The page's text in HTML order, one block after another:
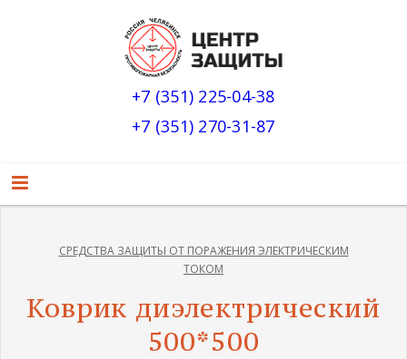
+7 (351) 225-04-38
+7 (351) 270-31-87
СРЕДСТВА ЗАЩИТЫ ОТ ПОРАЖЕНИЯ ЭЛЕКТРИЧЕСКИМ
ТОКОМ
Коврик диэлектрический
500*500